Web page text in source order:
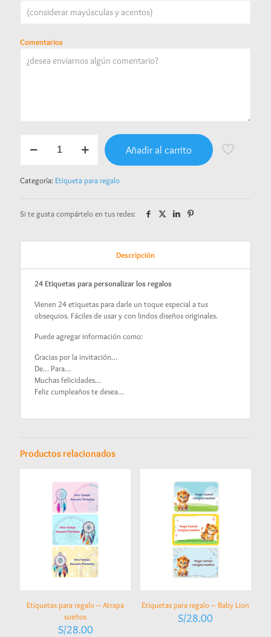
Comentarios
para
Dinosaurio
Añadir al carrito
Categoría: Etiqueta para regalo
Si te gusta compártelo en tus redes:
Descripción
24 Etiquetas para personalizar los regalos
Vienen 24 etiquetas para darle un toque especial a tus
obsequios. Fáciles de usar y con lindos diseños originales.
Puede agregar información como:
Gracias por la invitación…
De… Para…
Muchas felicidades…
Feliz cumpleaños te desea…
Productos relacionados
Etiquetas para regalo – Atrapa
sueños
S/28.00
Etiquetas para regalo – Baby Lion
S/28.00